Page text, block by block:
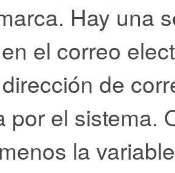
Hay una
el correo
de
por el sistema.
la